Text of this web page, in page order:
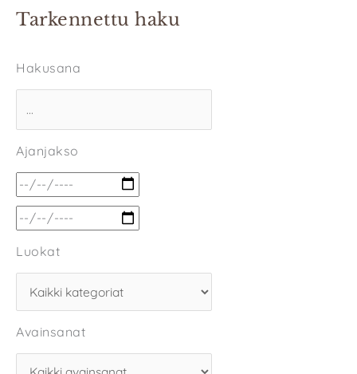
Tarkennettu haku
Hakusana
Ajanjakso
Luokat
Avainsanat